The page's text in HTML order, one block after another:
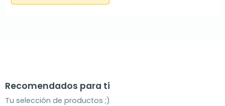
Recomendados para ti
Tu selección de productos ;)